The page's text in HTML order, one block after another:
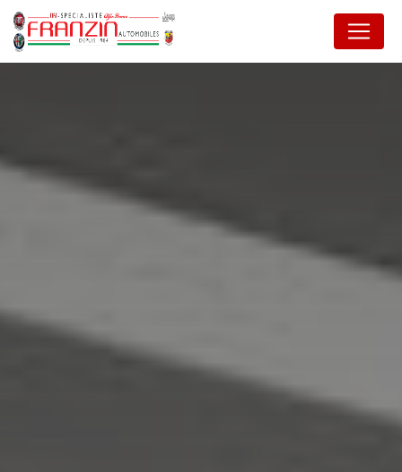
Panneau de gestion des cookies